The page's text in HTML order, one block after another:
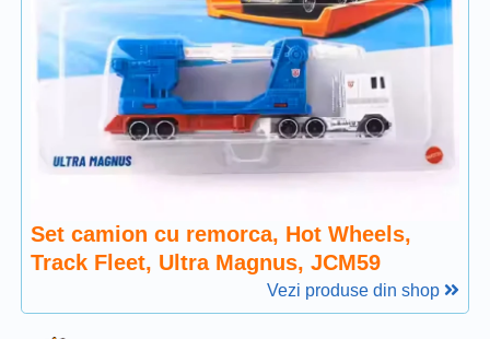
Set camion cu remorca, Hot Wheels,
Track Fleet, Ultra Magnus, JCM59
Vezi produse din shop